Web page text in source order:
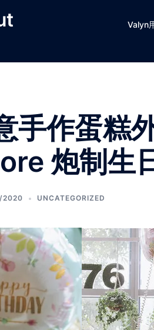
Valyn
手作蛋糕
炮制生
UNCATEGORIZED